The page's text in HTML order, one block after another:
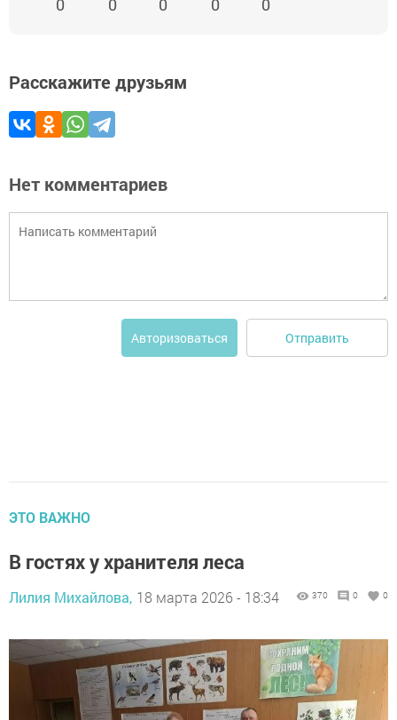
0 0 0 0 0
Расскажите друзьям
Нет комментариев
Авторизоваться Отправить
ЭТО ВАЖНО
В гостях у хранителя леса
Лилия Михайлова, 18 марта 2026 - 18:34 370 0 0